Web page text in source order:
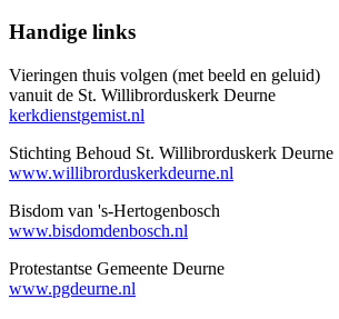
Handige links
Vieringen thuis volgen (met beeld en geluid)
vanuit de St. Willibrorduskerk Deurne
kerkdienstgemist.nl
Stichting Behoud St. Willibrorduskerk Deurne
www.willibrorduskerkdeurne.nl
Bisdom van 's-Hertogenbosch
www.bisdomdenbosch.nl
Protestantse Gemeente Deurne
www.pgdeurne.nl